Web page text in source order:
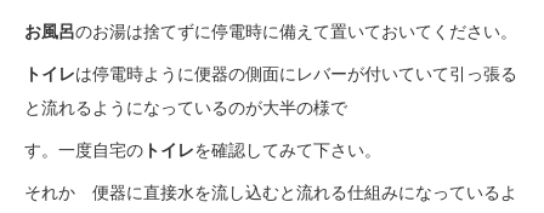
お風呂のお湯は捨てずに停電時に備えて置いておいてください。
トイレは停電時ように便器の側面にレバーが付いていて引っ張る
と流れるようになっているのが大半の様で
す。一度自宅の トイレを確認してみて下さい。
それか 便器に直接水を流し込むと流れる仕組みになっているよ